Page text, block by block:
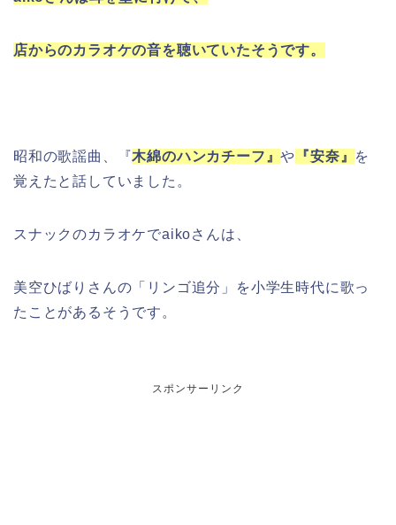
店からのカラオケの音を聴いていたそうです。
昭和の歌謡曲、『木綿のハンカチーフ』や 『安奈』 を
覚えたと話していました。
スナックのカラオケでaikoさんは、
美空ひばりさんの「リンゴ追分」を小学生時代に歌っ
たことがあるそうです。
スポンサーリンク